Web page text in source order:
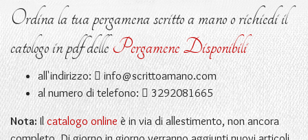
Ordina la tua pergamena scritto a mano o richiedi il
catologo in pdf dellePergamene Disponibili
all'indirizzo: info@scrittoamano.com
al numero di telefono:
3292081665
Nota:Il catalogo onlineè in via di allestimento, non ancora